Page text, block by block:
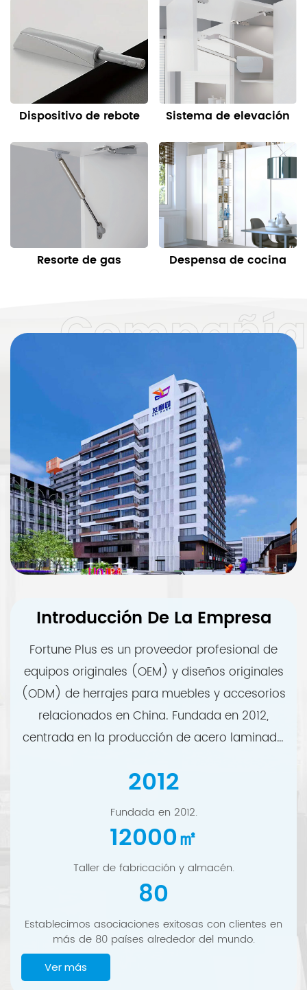
Dispositivo de rebote Sistema de elevación
Resorte de gas Despensa de cocina
Compañía
Introducción De La Empresa
Fortune Plus es un proveedor profesional de
equipos originales (OEM) y diseños originales
(ODM) de herrajes para muebles y accesorios
relacionados en China. Fundada en 2012,
centrada en la producción de acero laminado
fabricación y el abastecimiento global de
herrajes para muebles. Actualmente,
colaboramos con clientes en más de 80
países de todo el mundo.
2012
Fundada en 2012.
12000㎡
Taller de fabricación y almacén.
80
Establecimos asociaciones exitosas con clientes en
más de 80 países alrededor del mundo.
Ver más